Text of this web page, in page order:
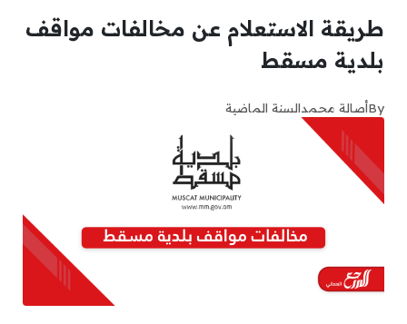
طريقة الاستعلام عن مخالفات مواقف
بلدية مسقط
Byأصالة محمدالسنة الماضية